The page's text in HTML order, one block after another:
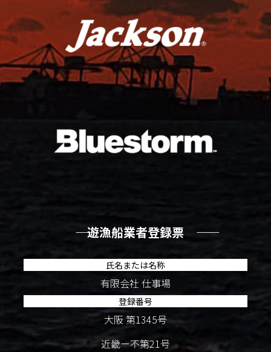
―― 遊漁船業者登録票 ――
氏名または名称
有限会社 仕事場
登録番号
大阪 第1345号
近畿ー不第21号